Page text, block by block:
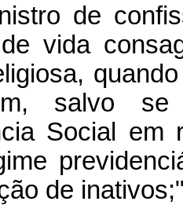
de
vida
salvo se
Social em
de